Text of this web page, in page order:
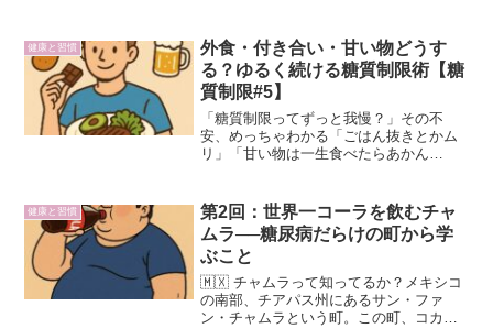
やばなったら「塩分控えなあかん！」っ
て慌てだす。糖尿病...
健康と習慣
外食・付き合い・甘い物どうす
る？ゆるく続ける糖質制限術【糖
質制限#5】
「糖質制限ってずっと我慢？」その不
安、めっちゃわかる「ごはん抜きとかム
リ」「甘い物は一生食べたらあかん
ヶ月も快適にやれてる。今日は、そんな
「無理せず、でも効果は出る」糖...
健康と習慣
第2回：世界一コーラを飲むチャ
ムラ──糖尿病だらけの町から学
ぶこと
🇲🇽 チャムラって知ってるか？メキシコ
の南部、チアパス州にあるサン・ファ
ン・チャムラという町。この町、コカ・